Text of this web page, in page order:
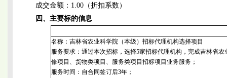
成交金额：1.00（折扣系数）
四、主要标的信息
名称：吉林省农业科学院（本级）招标代理机构选择项目
服务要求：通过本次招标，选择5家招标代理机构，完成吉林省
修项目、货物类项目、服务类项目招标项目业务服务；
服务时间：自合同签订后3年；